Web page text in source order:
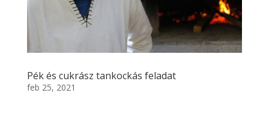
Pék és cukrász tankockás feladat
feb 25, 2021